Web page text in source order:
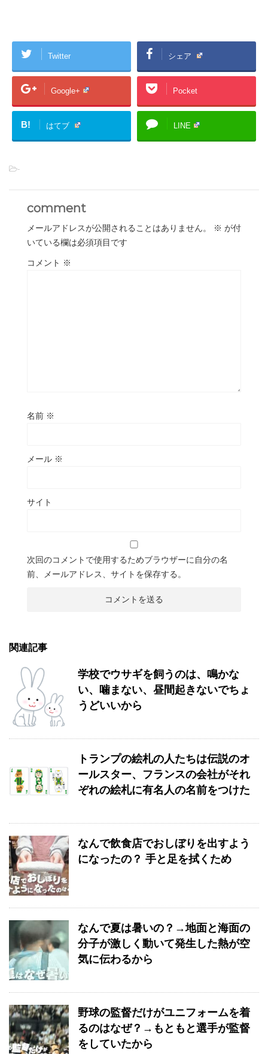
Twitter シェア
Google+ Pocket
B! はてブ LINE
-
comment
メールアドレスが公開されることはありません。 ※ が付
いている欄は必須項目です
コメント ※
名前 ※
メール ※
サイト
次回のコメントで使用するためブラウザーに自分の名
前、メールアドレス、サイトを保存する。
関連記事
学校でウサギを飼うのは、鳴かな
い、噛まない、昼間起きないでちょ
うどいいから
トランプの絵札の人たちは伝説のオ
ールスター、フランスの会社がそれ
ぞれの絵札に有名人の名前をつけた
なんで飲食店でおしぼりを出すよう
になったの？ 手と足を拭くため
なんで夏は暑いの？→地面と海面の
分子が激しく動いて発生した熱が空
気に伝わるから
野球の監督だけがユニフォームを着
るのはなぜ？→もともと選手が監督
をしていたから